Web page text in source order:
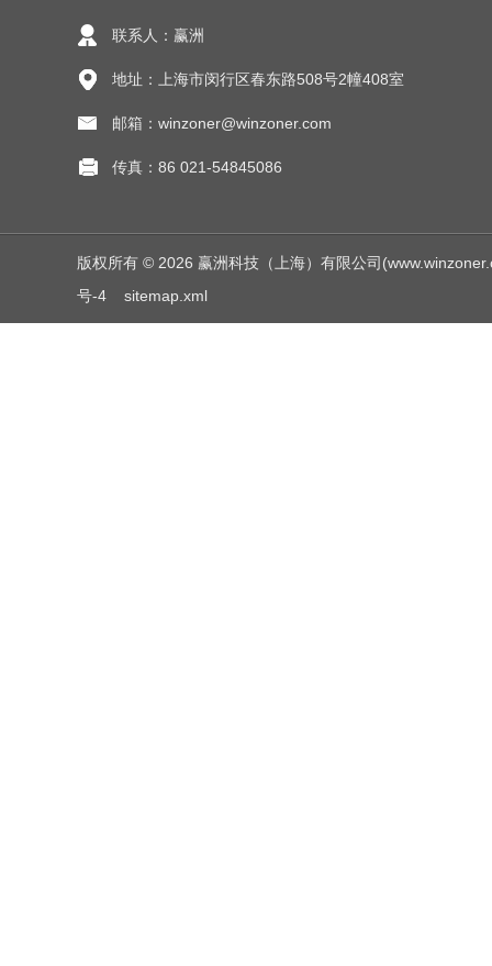
联系人：赢洲
地址：上海市闵行区春东路508号2幢408室
邮箱：winzoner@winzoner.com
传真：86 021-54845086
版权所有 © 2026 赢洲科技（上海）有限公司
号-4
sitemap.xml